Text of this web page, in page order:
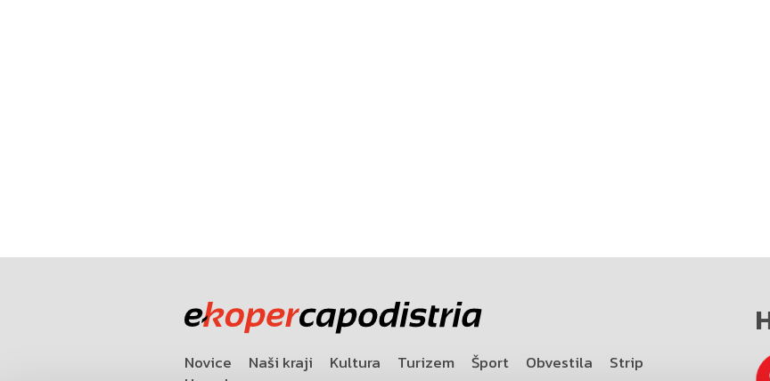
Novice Naši kraji Kultura Turizem Šport Obvestila
Strip